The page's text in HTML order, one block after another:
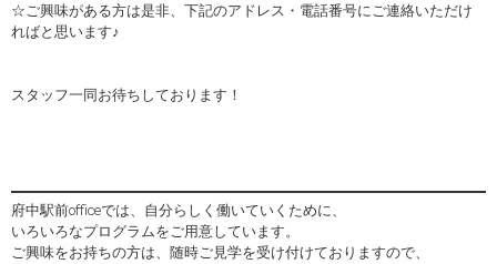
☆ご興味がある方は是非、下記のアドレス・電話番号にご連絡いただけ
ればと思います♪
スタッフ一同お待ちしております！
府中駅前officeでは、自分らしく働いていくために、
いろいろなプログラムをご用意しています。
ご興味をお持ちの方は、随時ご見学を受け付けておりますので、